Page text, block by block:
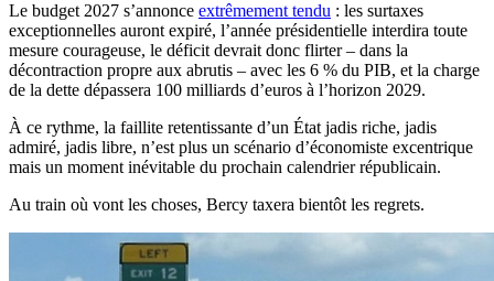
Le budget 2027 s’annonce extrêmement tendu : les surtaxes
exceptionnelles auront expiré, l’année présidentielle interdira toute
mesure courageuse, le déficit devrait donc flirter – dans la
décontraction propre aux abrutis – avec les 6 % du PIB, et la charge
de la dette dépassera 100 milliards d’euros à l’horizon 2029.
À ce rythme, la faillite retentissante d’un État jadis riche, jadis
admiré, jadis libre, n’est plus un scénario d’économiste excentrique
mais un moment inévitable du prochain calendrier républicain.
Au train où vont les choses, Bercy taxera bientôt les regrets.